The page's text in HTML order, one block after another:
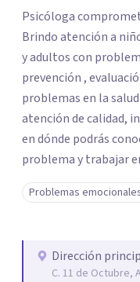
Psicóloga
Brindo atención a
y adultos con
prevención ,
problemas en la
atención de calidad,
en dónde podrás
problema y trabajar
Problemas
Dirección
C. 11 de Octubre,